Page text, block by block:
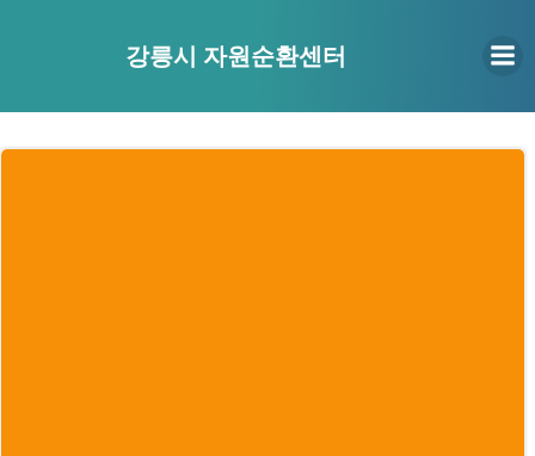
to
content
강릉시 자원순환센터